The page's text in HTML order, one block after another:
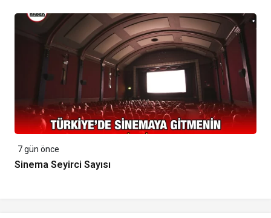
7 gün önce
Sinema Seyirci Sayısı